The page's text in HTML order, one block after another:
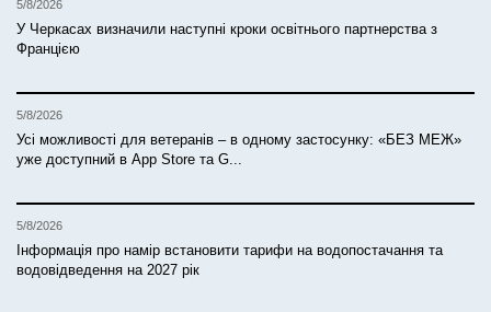
5/8/2026
У Черкасах визначили наступні кроки освітнього партнерства з
Францією
5/8/2026
Усі можливості для ветеранів – в одному застосунку: «БЕЗ МЕЖ»
уже доступний в App Store та G...
5/8/2026
Інформація про намір встановити тарифи на водопостачання та
водовідведення на 2027 рік